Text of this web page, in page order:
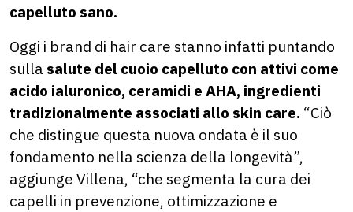
capelluto sano.
Oggi i brand di hair care stanno infatti puntando
sulla salute del cuoio capelluto con attivi come
acido ialuronico, ceramidi e AHA, ingredienti
tradizionalmente associati allo skin care. “Ciò
che distingue questa nuova ondata è il suo
fondamento nella scienza della longevità”,
aggiunge Villena, “che segmenta la cura dei
capelli in prevenzione, ottimizzazione e